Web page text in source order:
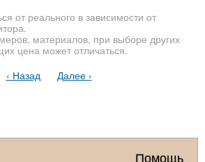
от реального в зависимости от
материалов, при выборе других
цена может отличаться.
‹ Назад
Далее ›
Помощь